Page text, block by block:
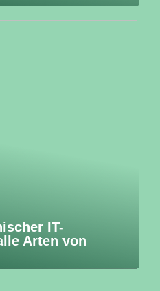
IT-
Arten von